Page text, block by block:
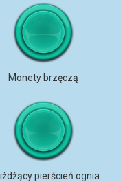
Monety brzęczą
pierścień ognia